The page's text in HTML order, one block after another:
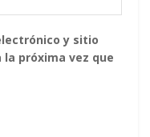
y sitio
próxima vez que